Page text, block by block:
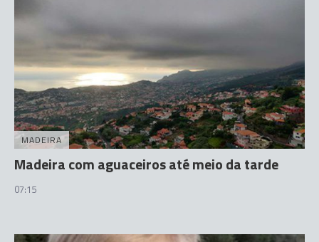
MADEIRA
Madeira com aguaceiros até meio da tarde
07:15